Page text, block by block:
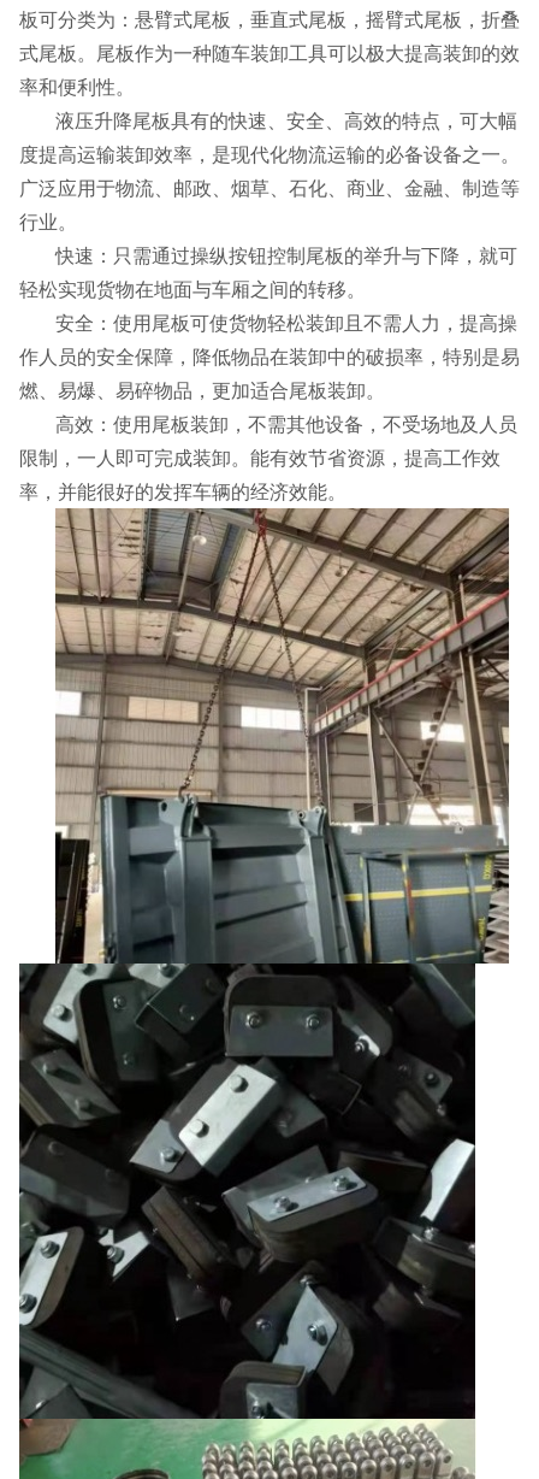
板可分类为：悬臂式尾板，垂直式尾板，摇臂式尾板，折叠
式尾板。尾板作为一种随车装卸工具可以极大提高装卸的效
率和便利性。
液压升降尾板具有的快速、安全、高效的特点，可大幅
度提高运输装卸效率，是现代化物流运输的必备设备之一。
广泛应用于物流、邮政、烟草、石化、商业、金融、制造等
行业。
快速：只需通过操纵按钮控制尾板的举升与下降，就可
轻松实现货物在地面与车厢之间的转移。
安全：使用尾板可使货物轻松装卸且不需人力，提高操
作人员的安全保障，降低物品在装卸中的破损率，特别是易
燃、易爆、易碎物品，更加适合尾板装卸。
高效：使用尾板装卸，不需其他设备，不受场地及人员
限制，一人即可完成装卸。能有效节省资源，提高工作效
率，并能很好的发挥车辆的经济效能。